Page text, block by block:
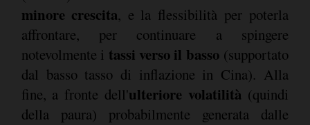
minore crescita, e la flessibilità per poterla
affrontare, per continuare a spingere
notevolmente i tassi verso il basso(supportato
dal basso tasso di inflazione in Cina). Alla
fine, a fronte dell'ulteriore volatilità (quindi
della paura) probabilmente generata dalle